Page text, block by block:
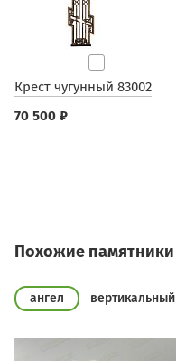
Крест чугунный 83002
70 500 ₽
Похожие памятники
ангел вертикальный